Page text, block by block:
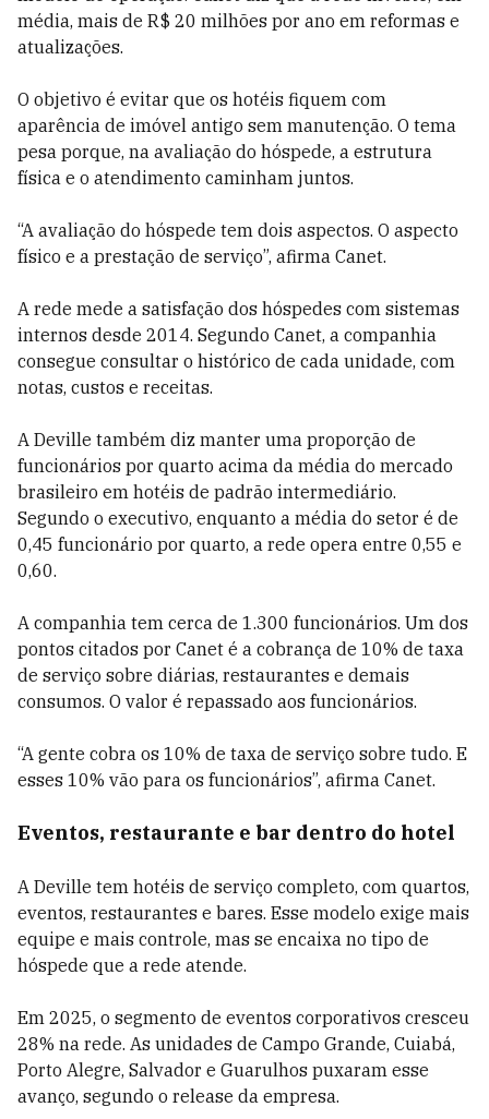
média, mais de R$ 20 milhões por ano em reformas e
atualizações.
O objetivo é evitar que os hotéis fiquem com
aparência de imóvel antigo sem manutenção. O tema
pesa porque, na avaliação do hóspede, a estrutura
física e o atendimento caminham juntos.
“A avaliação do hóspede tem dois aspectos. O aspecto
físico e a prestação de serviço”, afirma Canet.
A rede mede a satisfação dos hóspedes com sistemas
internos desde 2014. Segundo Canet, a companhia
consegue consultar o histórico de cada unidade, com
notas, custos e receitas.
A Deville também diz manter uma proporção de
funcionários por quarto acima da média do mercado
brasileiro em hotéis de padrão intermediário.
Segundo o executivo, enquanto a média do setor é de
0,45 funcionário por quarto, a rede opera entre 0,55 e
0,60.
A companhia tem cerca de 1.300 funcionários. Um dos
pontos citados por Canet é a cobrança de 10% de taxa
de serviço sobre diárias, restaurantes e demais
consumos. O valor é repassado aos funcionários.
“A gente cobra os 10% de taxa de serviço sobre tudo. E
esses 10% vão para os funcionários”, afirma Canet.
Eventos, restaurante e bar dentro do hotel
A Deville tem hotéis de serviço completo, com quartos,
eventos, restaurantes e bares. Esse modelo exige mais
equipe e mais controle, mas se encaixa no tipo de
hóspede que a rede atende.
Em 2025, o segmento de eventos corporativos cresceu
28% na rede. As unidades de Campo Grande, Cuiabá,
Porto Alegre, Salvador e Guarulhos puxaram esse
avanço, segundo o release da empresa.